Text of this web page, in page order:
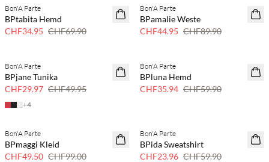
50 % Rabatt
Bon'A Parte
BPtabita Hemd
CHF34.95 CHF69.90
50 % Rabatt
Bon'A Parte
BPamalie Weste
CHF44.95 CHF89.90
40 % Rabatt
Bon'A Parte
BPjane Tunika
CHF29.97 CHF49.95
+4
40 % Rabatt
Bon'A Parte
BPluna Hemd
CHF35.94 CHF59.90
50 % Rabatt
Bon'A Parte
BPmaggi Kleid
CHF49.50 CHF99.00
SAVE20
Bon'A Parte
BPida Sweatshirt
CHF23.96 CHF59.90